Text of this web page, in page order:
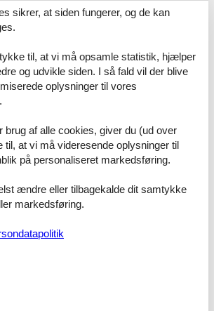
udlejes gennem os er dækket af vores
konkurrenter, som udlejer dit foretrukne
Møn til en pris, som er billigere end vores.
sker en smutter i vores priskontrol,
i prisen. Pengene vil blive indsat
med spørgsmål eller specielle ønsker i
efter et sommerhus ved vandet Møn,
Send en mail til info@feline.dk eller ring på
Feline Holidays
sikrer, at siden fungerer, og de kan
til, at vi må opsamle statistik, hjælper
og udvikle siden. I så fald vil der blive
oplysninger til vores
brug af alle cookies, giver du (ud over
at vi må videresende oplysninger til
på personaliseret markedsføring.
ændre eller tilbagekalde dit samtykke
markedsføring.